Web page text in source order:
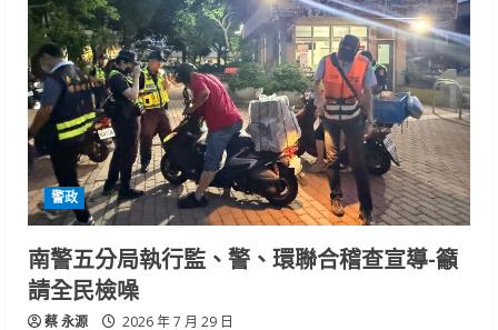
假
日
酒
店
獻
上
父
親
五
星
饗
宴
餐
廳
限
定
優
惠
以
美
警政
南警五分局執行監、警、環聯合稽查宣導-籲
請全民檢噪
蔡 永源 2026 年 7 月 29 日